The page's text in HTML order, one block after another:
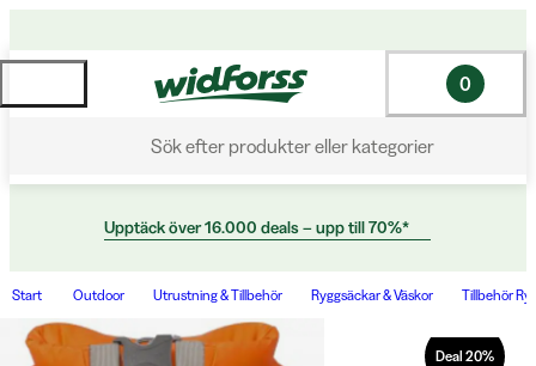
Sök efter produkter eller kategorier
0
Upptäck över 16.000 deals – upp till 70%*
Start Outdoor Utrustning & Tillbehör Ryggsäckar & Väskor Tillbehör
Deal 20%